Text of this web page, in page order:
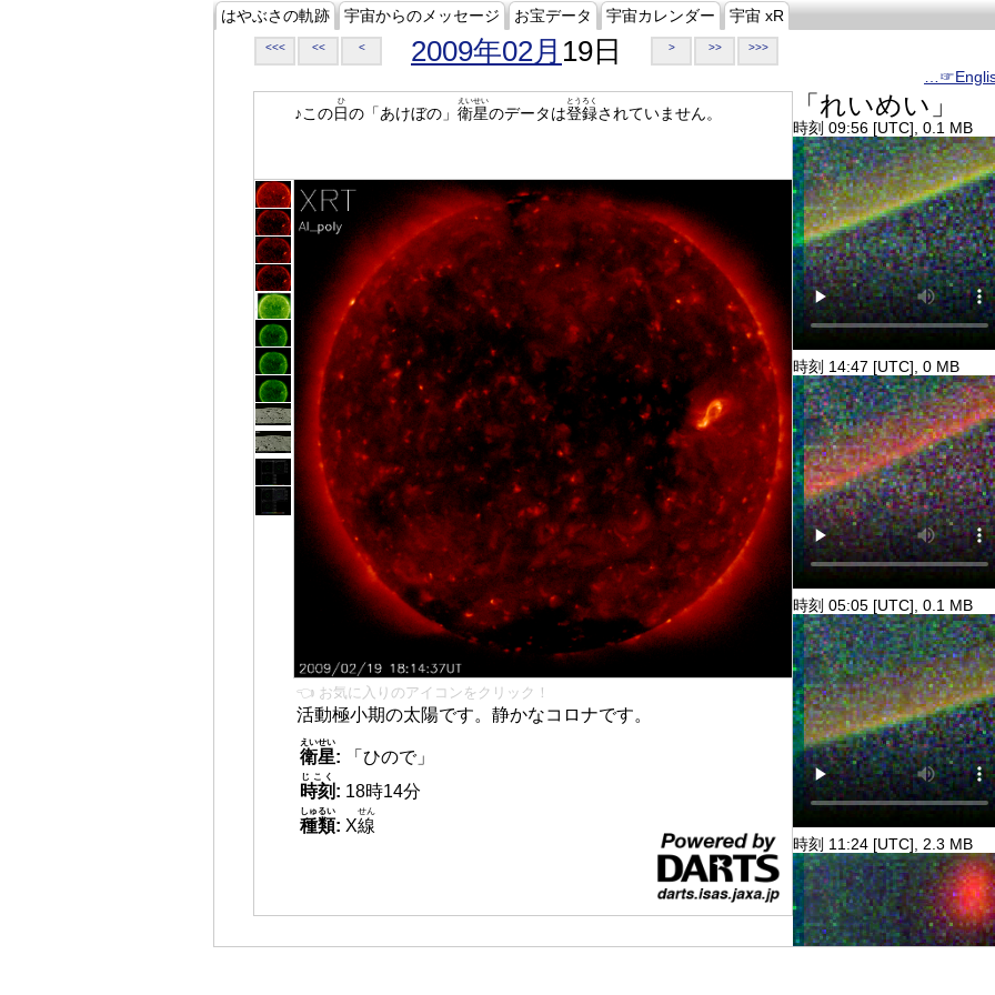
はやぶさの軌跡 宇宙からのメッセージ お宝データ 宇宙カレンダー 宇宙 xR
<<< << < 2009年02月 19日 > >> >>>
♪この日
ひ
の「あけぼの」 衛星
えいせい
のデータは登録
とうろく
されていません。
👈 お気に入りのアイコンをクリック！
活動極小期の太陽です。静かなコロナです。
衛星
えいせい
:
「ひので」
時刻
じこく
: 18時14分
種類
しゅるい
: X線
せん
「れいめい」
時刻 09:56 [UTC], 0.1 MB
時刻 14:47 [UTC], 0 MB
時刻 05:05 [UTC], 0.1 MB
時刻 11:24 [UTC], 2.3 MB